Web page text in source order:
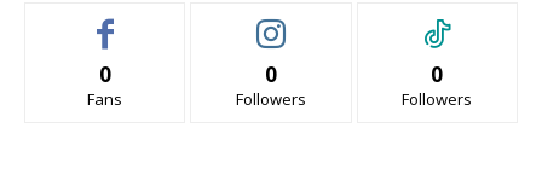
0
Fans
0
Followers
0
Followers